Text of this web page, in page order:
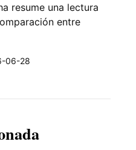
resume una lectura
entre
06-28